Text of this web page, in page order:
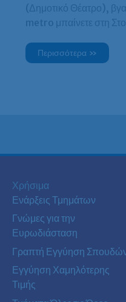
(Δημοτικό Θέατρο),
metro μπαίνετε στη
Περισσότερα »
Χρήσιμα
Ενάρξεις Τμημάτων
Γνώμες για την
Ευρωδιάσταση
Γραπτή Εγγύηση
Εγγύηση Χαμηλότερης
Τιμής